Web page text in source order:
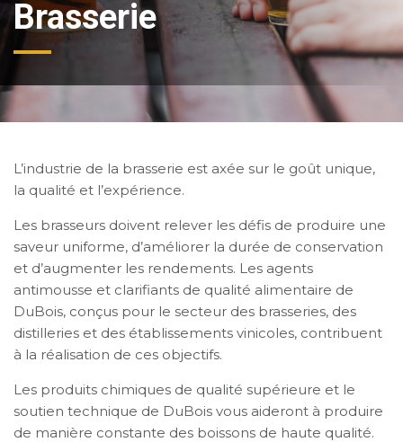
Brasserie
L’industrie de la brasserie est axée sur le goût unique,
la qualité et l’expérience.
Les brasseurs doivent relever les défis de produire une
saveur uniforme, d’améliorer la durée de conservation
et d’augmenter les rendements. Les agents
antimousse et clarifiants de qualité alimentaire de
DuBois, conçus pour le secteur des brasseries, des
distilleries et des établissements vinicoles, contribuent
à la réalisation de ces objectifs.
Les produits chimiques de qualité supérieure et le
soutien technique de DuBois vous aideront à produire
de manière constante des boissons de haute qualité.